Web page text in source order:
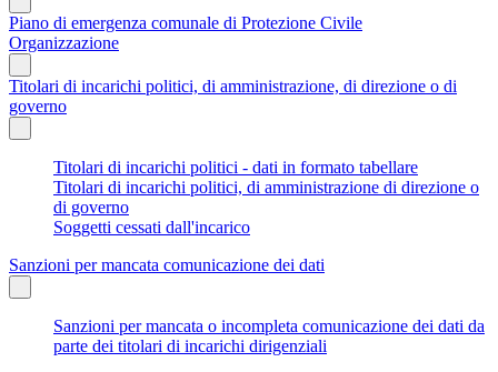
Piano di emergenza comunale di Protezione Civile
Organizzazione
Titolari di incarichi politici, di amministrazione, di direzione o di
governo
Titolari di incarichi politici - dati in formato tabellare
Titolari di incarichi politici, di amministrazione di direzione o
di governo
Soggetti cessati dall'incarico
Sanzioni per mancata comunicazione dei dati
Sanzioni per mancata o incompleta comunicazione dei dati da
parte dei titolari di incarichi dirigenziali